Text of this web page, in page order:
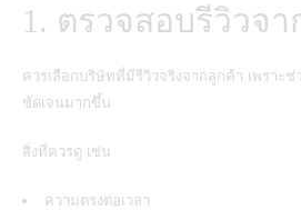
1. ตรวจสอบรีวิวจา
ควรเลือกบริษัทที่มีรีวิวจริงจากลูกค้า เพราะ
ชัดเจนมากขึ้น
สิ่งที่ควรดู เช่น
ความตรงต่อเวลา